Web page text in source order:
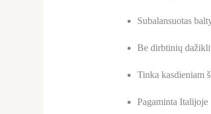
Subalansuotas
Be dirbtinių
Tinka kasdieniam
Pagaminta Italijoje